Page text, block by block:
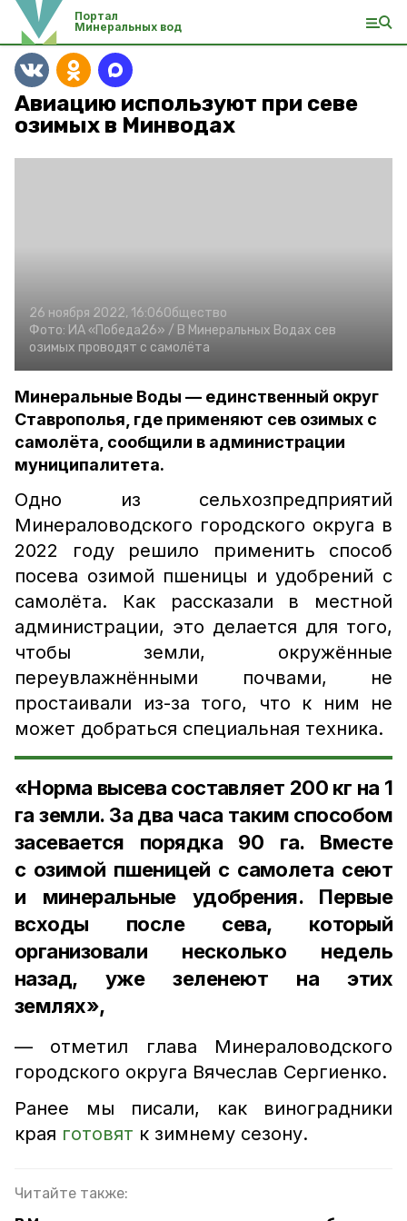
Портал
Минеральных вод
Авиацию используют при севе
озимых в Минводах
26 ноября 2022, 16:06Общество
Фото: ИА «Победа26» / В Минеральных Водах сев
озимых проводят с самолёта
Минеральные Воды — единственный округ
Ставрополья, где применяют сев озимых с
самолёта, сообщили в администрации
муниципалитета.
Одно из сельхозпредприятий
Минераловодского городского округа в
2022 году решило применить способ
посева озимой пшеницы и удобрений с
самолёта. Как рассказали в местной
администрации, это делается для того,
чтобы земли, окружённые
переувлажнёнными почвами, не
простаивали из-за того, что к ним не
может добраться специальная техника.
«Норма высева составляет 200 кг на 1
га земли. За два часа таким способом
засевается порядка 90 га. Вместе
с озимой пшеницей с самолета сеют
и минеральные удобрения. Первые
всходы после сева, который
организовали несколько недель
назад, уже зеленеют на этих
землях»,
— отметил глава Минераловодского
городского округа Вячеслав Сергиенко.
Ранее мы писали, как виноградники
края готовят к зимнему сезону.
Читайте также: